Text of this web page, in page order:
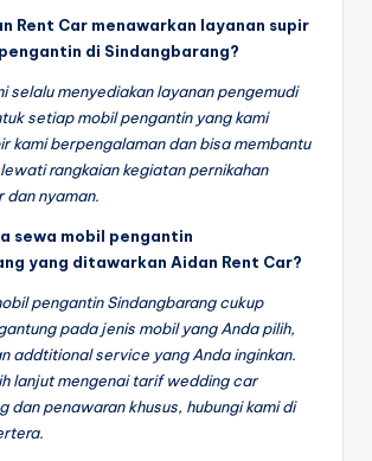
Rent Car menawarkan layanan supir
di Sindangbarang?
selalu menyediakan layanan pengemudi
setiap mobil pengantin yang kami
kami berpengalaman dan bisa membantu
rangkaian kegiatan pernikahan
dan nyaman.
sewa mobil pengantin
yang ditawarkan Aidan Rent Car?
pengantin Sindangbarang cukup
pada jenis mobil yang Anda pilih,
addtitional service yang Anda inginkan.
lanjut mengenai tarif wedding car
dan penawaran khusus, hubungi kami di